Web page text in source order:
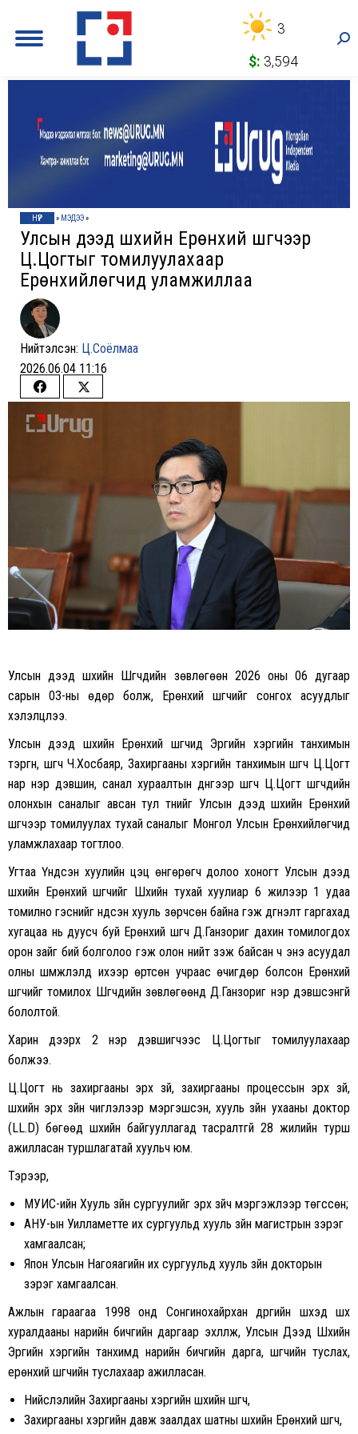
3
$: 3,594
НҮҮР » МЭДЭЭ»
Улсын дээд шүүхийн Ерөнхий шүүгчээр
Ц.Цогтыг томилуулахаар
Ерөнхийлөгчид уламжиллаа
Нийтэлсэн: Ц.Соёлмаа
2026.06.04 11:16
Share
on
Share
on
Улсын дээд шүүхийн Шүүгчдийн зөвлөгөөн 2026 оны 06 дугаар
сарын 03-ны өдөр болж, Ерөнхий шүүгчийг сонгох асуудлыг
хэлэлцлээ.
Улсын дээд шүүхийн Ерөнхий шүүгчид Эрүүгийн хэргийн танхимын
тэргүүн, шүүгч Ч.Хосбаяр, Захиргааны хэргийн танхимын шүүгч Ц.Цогт
нар нэр дэвшин, санал хураалтын дүнгээр шүүгч Ц.Цогт шүүгчдийн
олонхын саналыг авсан тул түүнийг Улсын дээд шүүхийн Ерөнхий
шүүгчээр томилуулах тухай саналыг Монгол Улсын Ерөнхийлөгчид
уламжлахаар тогтлоо.
Угтаа Үндсэн хуулийн цэц өнгөрөгч долоо хоногт Улсын дээд
шүүхийн Ерөнхий шүүгчийг Шүүхийн тухай хуулиар 6 жилээр 1 удаа
томилно гэснийг үндсэн хууль зөрчсөн байна гэж дүгнэлт гаргахад
хугацаа нь дуусч буй Ерөнхий шүүгч Д.Ганзориг дахин томилогдох
орон зайг бий болголоо гэж олон нийт үзэж байсан ч энэ асуудал
олны шүүмжлэлд ихээр өртсөн учраас өчигдөр болсон Ерөнхий
шүүгчийг томилох Шүүгчдийн зөвлөгөөнд Д.Ганзориг нэр дэвшсэнгүй
бололтой.
Харин дээрх 2 нэр дэвшигчээс Ц.Цогтыг томилуулахаар
болжээ.
Ц.Цогт нь захиргааны эрх зүй, захиргааны процессын эрх зүй,
шүүхийн эрх зүйн чиглэлээр мэргэшсэн, хууль зүйн ухааны доктор
(LL.D) бөгөөд шүүхийн байгууллагад тасралтгүй 28 жилийн турш
ажилласан туршлагатай хуульч юм.
Тэрээр,
МУИС-ийн Хууль зүйн сургуулийг эрх зүйч мэргэжлээр төгссөн;
АНУ-ын Уилламетте их сургуульд хууль зүйн магистрын зэрэг
хамгаалсан;
Япон Улсын Нагояагийн их сургуульд хууль зүйн докторын
зэрэг хамгаалсан.
Ажлын гараагаа 1998 онд Сонгинохайрхан дүүргийн шүүхэд шүүх
хуралдааны нарийн бичгийн даргаар эхлүүлж, Улсын Дээд Шүүхийн
Эрүүгийн хэргийн танхимд нарийн бичгийн дарга, шүүгчийн туслах,
ерөнхий шүүгчийн туслахаар ажилласан.
Нийслэлийн Захиргааны хэргийн шүүхийн шүүгч,
Захиргааны хэргийн давж заалдах шатны шүүхийн Ерөнхий шүүгч,